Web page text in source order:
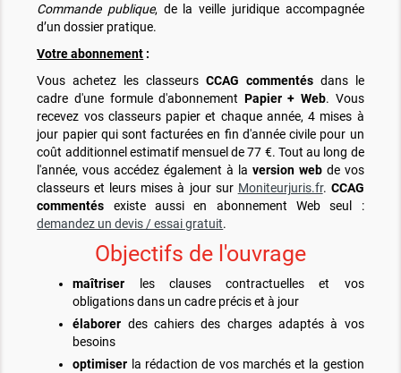
Commande publique, de la veille juridique accompagnée
d’un dossier pratique.
Votre abonnement :
Vous achetez les classeurs CCAG commentésdans le
cadre d'une formule d'abonnement Papier + Web. Vous
recevez vos classeurs papier et chaque année, 4 mises à
jour papier qui sont facturées en fin d'année civile pour un
coût additionnel estimatif mensuel de 77 €. Tout au long de
l'année, vous accédez également à la version webde vos
classeurs et leurs mises à jour sur Moniteurjuris.fr. CCAG
commentés existe aussi en abonnement Web seul :
demandez un devis / essai gratuit.
Objectifs de l'ouvrage
maîtriser les clauses contractuelles et vos
obligations dans un cadre précis et à jour
élaborer des cahiers des charges adaptés à vos
besoins
optimiser la rédaction de vos marchés et la gestion